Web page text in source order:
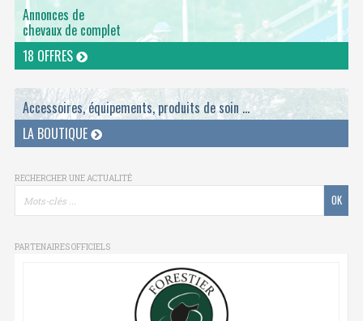
Annonces de
chevaux de complet
18 OFFRES
Accessoires, équipements, produits de soin ...
LA BOUTIQUE
RECHERCHER UNE ACTUALITÉ
PARTENAIRES OFFICIELS